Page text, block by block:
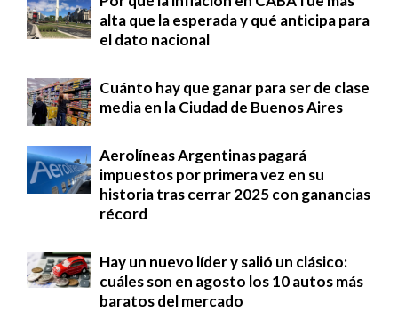
alta que la esperada y qué anticipa para
el dato nacional
Cuánto hay que ganar para ser de clase
media en la Ciudad de Buenos Aires
Aerolíneas Argentinas pagará
impuestos por primera vez en su
historia tras cerrar 2025 con ganancias
récord
Hay un nuevo líder y salió un clásico:
cuáles son en agosto los 10 autos más
baratos del mercado